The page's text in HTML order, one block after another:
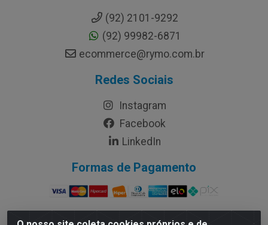
(92) 2101-9292
(92) 99982-6871
ecommerce@rymo.com.br
Redes Sociais
Instagram
Facebook
LinkedIn
Formas de Pagamento